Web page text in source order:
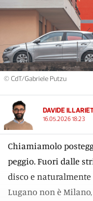
© CdT/Gabriele Putzu
DAVIDE
16.05.2026 18:23
Chiamiamolo
peggio. Fuori dalle
disco e
Lugano non è